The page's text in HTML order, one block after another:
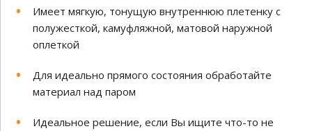
Имеет мягкую, тонущую внутреннюю плетенку с
полужесткой, камуфляжной, матовой наружной
оплеткой
Для идеально прямого состояния обработайте
материал над паром
Идеальное решение, если Вы ищите что-то не